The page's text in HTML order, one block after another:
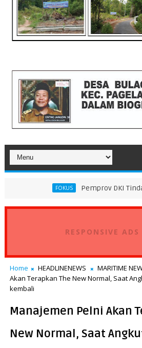
Pemprov DKI Tindak Seluruh
RESPONSIVE ADS
Home HEADLINENEWS MARITIME
Akan Terapkan The New Normal, Saat
kembali
Manajemen Pelni Akan
New Normal, Saat